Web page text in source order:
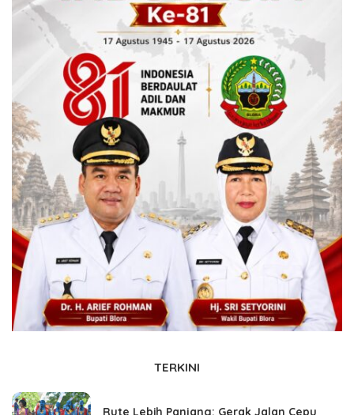
TERKINI
Rute Lebih Panjang: Gerak Jalan Cepu